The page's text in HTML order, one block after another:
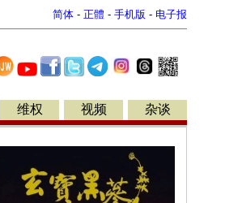
简体 - 正體 - 手机版 - 电子报
维权 视频 杂谈